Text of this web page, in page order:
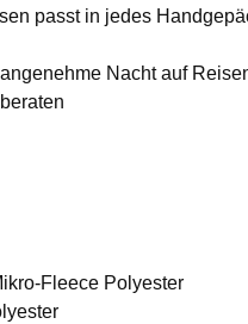
passt in jedes
Nacht auf
Fleece Polyester